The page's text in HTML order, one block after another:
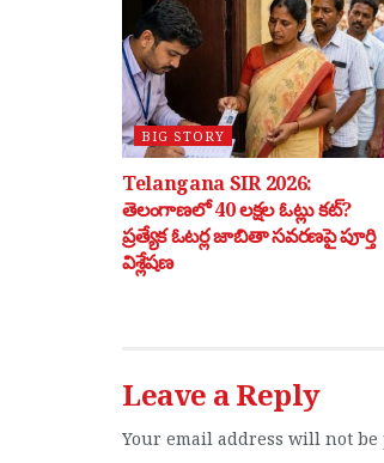
BIG STORY
Telangana SIR 2026:
తెలంగాణలో 40 లక్షల ఓట్లు కట్?
ప్రత్యేక ఓటర్ల జాబితా సవరణపై పూర్తి
విశ్లేషణ
Leave a Reply
Your email address will not